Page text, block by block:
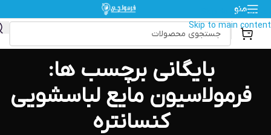
Skip to navigation
Skip to main content
منو
بایگانی برچسب ها:
فرمولاسیون مایع لباسشویی
کنسانتره